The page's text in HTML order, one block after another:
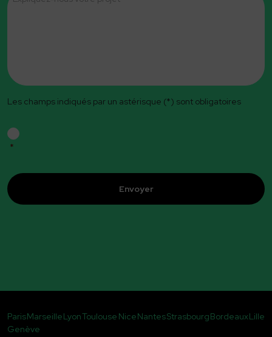
Les champs indiqués par un astérisque (*) sont obligatoires
*
ParisMarseilleLyonToulouse NiceNantesStrasbourgBordeauxLille
Genève